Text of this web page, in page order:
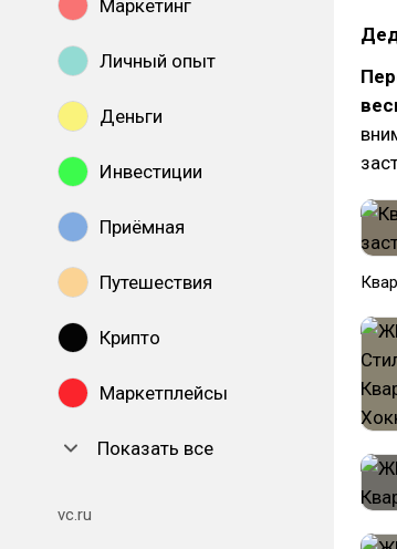
Маркетинг
Личный опыт
Деньги
Инвестиции
Приёмная
Путешествия
Крипто
Маркетплейсы
Показать все
vc.ru